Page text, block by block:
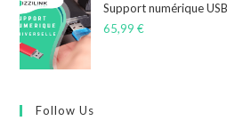
Support numérique
65,99€
Follow Us